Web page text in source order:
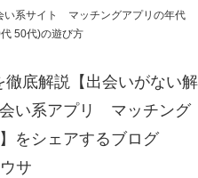
い系サイト マッチングアプリの年代
50代)の遊び方
底解説【出会いがない解
い系アプリ マッチング
】をシェアするブログ
サ